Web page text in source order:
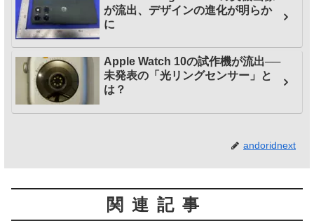
が流出、デザインの進化が明らか
に
Apple Watch 10の試作機が流出──
未発表の「光リングセンサー」と
は？
andoridnext
関連記事